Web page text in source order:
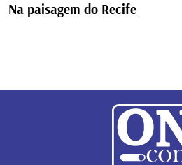
Na paisagem do Recife